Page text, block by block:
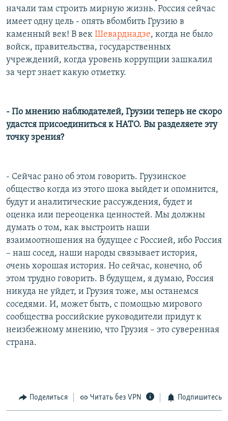
начали там строить мирную жизнь. Россия сейчас
имеет одну цель - опять вбомбить Грузию в
каменный век! В век Шеварднадзе, когда не было
войск, правительства, государственных
учреждений, когда уровень коррупции зашкалил
за черт знает какую отметку.
- По мнению наблюдателей, Грузии теперь не скоро
удастся присоединиться к НАТО. Вы разделяете эту
точку зрения?
- Сейчас рано об этом говорить. Грузинское
общество когда из этого шока выйдет и опомнится,
будут и аналитические рассуждения, будет и
оценка или переоценка ценностей. Мы должны
думать о том, как выстроить наши
взаимоотношения на будущее с Россией, ибо Россия
– наш сосед, наши народы связывает история,
очень хорошая история. Но сейчас, конечно, об
этом трудно говорить. В будущем, я думаю, Россия
никуда не уйдет, и Грузия тоже, мы останемся
соседями. И, может быть, с помощью мирового
сообщества российские руководители придут к
неизбежному мнению, что Грузия – это суверенная
страна.
Поделиться Читать без VPN Подпишитесь